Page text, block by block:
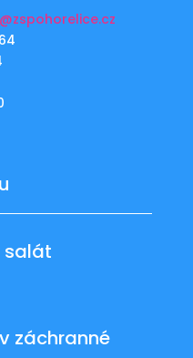
salát
záchranné